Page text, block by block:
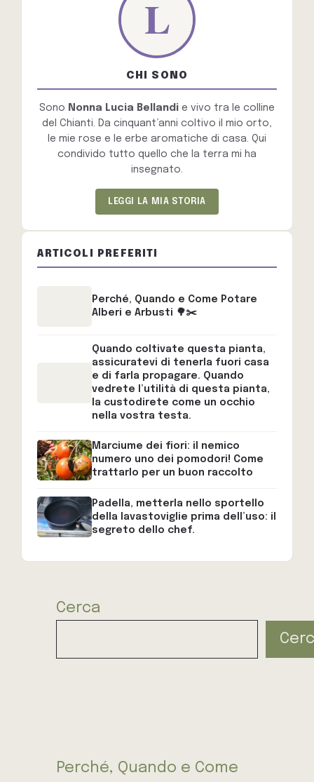
CHI SONO
Sono Nonna Lucia Bellandi e vivo tra le colline
del Chianti. Da cinquant’anni coltivo il mio orto,
le mie rose e le erbe aromatiche di casa. Qui
condivido tutto quello che la terra mi ha
insegnato.
LEGGI LA MIA STORIA
ARTICOLI PREFERITI
Perché, Quando e Come Potare
Alberi e Arbusti 🌳✂️
Quando coltivate questa pianta,
assicuratevi di tenerla fuori casa
e di farla propagare. Quando
vedrete l’utilità di questa pianta,
la custodirete come un occhio
nella vostra testa.
Marciume dei fiori: il nemico
numero uno dei pomodori! Come
trattarlo per un buon raccolto
Padella, metterla nello sportello
della lavastoviglie prima dell’uso: il
segreto dello chef.
Cerca
Perché, Quando e Come